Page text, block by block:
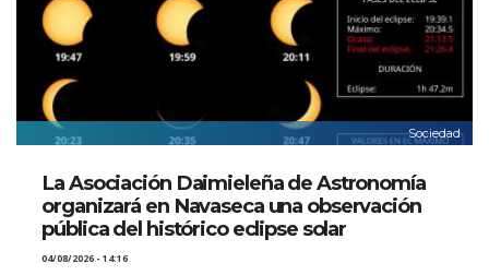
Sociedad
La Asociación Daimieleña de Astronomía
organizará en Navaseca una observación
pública del histórico eclipse solar
04/08/2026 - 14:16